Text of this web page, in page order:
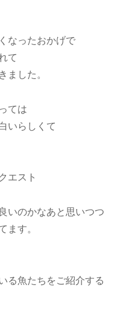
なったおかげで
て
ました。
ては
いらしくて
エスト
いのかなあと思いつつ
ます。
る魚たちをご紹介する